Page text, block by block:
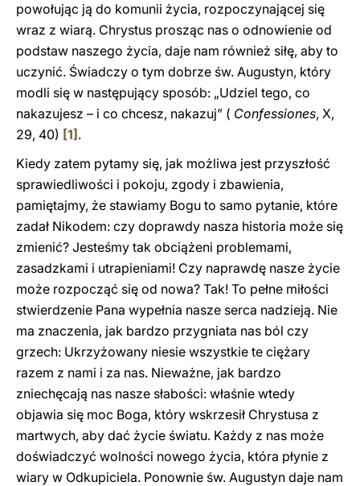
powołując ją do komunii życia, rozpoczynającej się
wraz z wiarą. Chrystus prosząc nas o odnowienie od
podstaw naszego życia, daje nam również siłę, aby to
uczynić. Świadczy o tym dobrze św. Augustyn, który
modli się w następujący sposób: „Udziel tego, co
nakazujesz – i co chcesz, nakazuj” ( Confessiones, X,
29, 40) [1] .
Kiedy zatem pytamy się, jak możliwa jest przyszłość
sprawiedliwości i pokoju, zgody i zbawienia,
pamiętajmy, że stawiamy Bogu to samo pytanie, które
zadał Nikodem: czy doprawdy nasza historia może się
zmienić? Jesteśmy tak obciążeni problemami,
zasadzkami i utrapieniami! Czy naprawdę nasze życie
może rozpocząć się od nowa? Tak! To pełne miłości
stwierdzenie Pana wypełnia nasze serca nadzieją. Nie
ma znaczenia, jak bardzo przygniata nas ból czy
grzech: Ukrzyżowany niesie wszystkie te ciężary
razem z nami i za nas. Nieważne, jak bardzo
zniechęcają nas nasze słabości: właśnie wtedy
objawia się moc Boga, który wskrzesił Chrystusa z
martwych, aby dać życie światu. Każdy z nas może
doświadczyć wolności nowego życia, która płynie z
wiary w Odkupiciela. Ponownie św. Augustyn daje nam